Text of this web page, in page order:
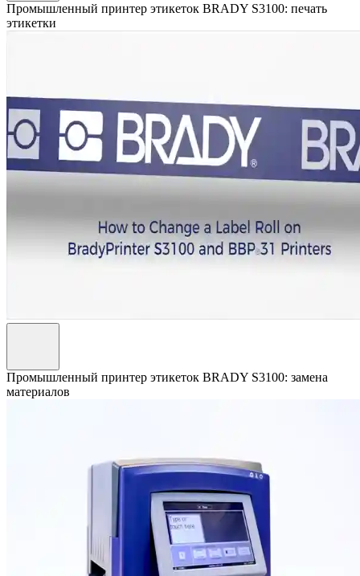
Промышленный принтер этикеток BRADY S3100: печать
этикетки
Промышленный принтер этикеток BRADY S3100: замена
материалов